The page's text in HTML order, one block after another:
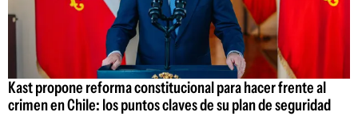
Kast propone reforma constitucional para hacer frente al
crimen en Chile: los puntos claves de su plan de seguridad